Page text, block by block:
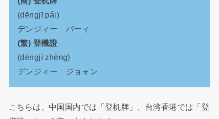
(dēngjī pái)
デンジィー パーィ
(繁) 登機證
(dēngjī zhèng)
デンジィー ジョォン
こちらは、中国国内では「登机牌」、台湾香港では「登